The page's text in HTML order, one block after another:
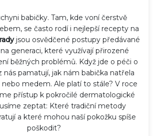
babičky. Tam, kde voní čerstvě
se často rodí i nejlepší recepty na
jsou osvědčené postupy předávané
generaci, které využívají přirozené
běžných problémů. Když jde o péči o
nás pamatují, jak nám babička natřela
medem. Ale platí to stále? V roce
přístup k pokročilé dermatologické
zeptat: Které tradiční metody
a které mohou naší pokožku spíše
poškodit?